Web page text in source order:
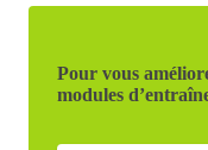
Pour vous
modules